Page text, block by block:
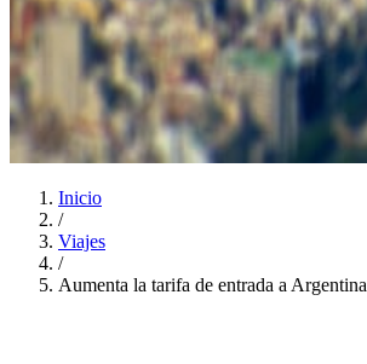
Inicio
/
Viajes
/
Aumenta la tarifa de entrada a Argentina